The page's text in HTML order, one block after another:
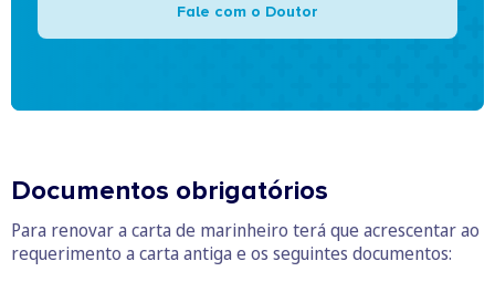
Fale com o Doutor
Documentos obrigatórios
Para renovar a carta de marinheiro terá que acrescentar ao
requerimento a carta antiga e os seguintes documentos: